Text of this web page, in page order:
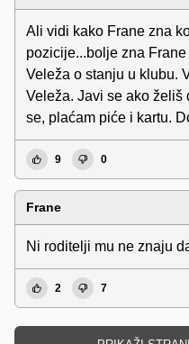
Ali vidi kako Frane zna
pozicije...bolje zna
Veleža o stanju u klubu.
Veleža. Javi se ako želiš
se, plaćam piće i kartu.
9 0
Frane
Ni roditelji mu ne znaju
2 7